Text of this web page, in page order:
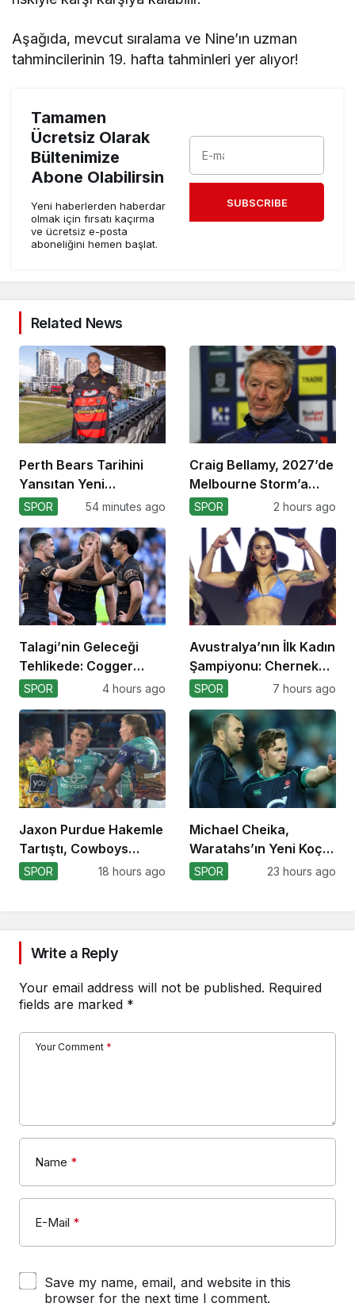
Aşağıda, mevcut sıralama ve Nine’ın uzman
tahmincilerinin 19. hafta tahminleri yer alıyor!
Tamamen
Ücretsiz Olarak
Bültenimize
Abone Olabilirsin
Yeni haberlerden haberdar
olmak için fırsatı kaçırma
ve ücretsiz e-posta
aboneliğini hemen başlat.
SUBSCRIBE
Related News
Perth Bears Tarihini
Yansıtan Yeni
Formasını Tanıttı
SPOR 54 minutes ago
Craig Bellamy, 2027’de
Melbourne Storm’a
Dönüyor!
SPOR 2 hours ago
Talagi’nin Geleceği
Tehlikede: Cogger
Tercihi!
SPOR 4 hours ago
Avustralya’nın İlk Kadın
Şampiyonu: Cherneka
Johnson
SPOR 7 hours ago
Jaxon Purdue Hakemle
Tartıştı, Cowboys
Kazandı!
SPOR 18 hours ago
Michael Cheika,
Waratahs’ın Yeni Koçu
Olabilir!
SPOR 23 hours ago
Write a Reply
Your email address will not be published. Required
fields are marked *
Your Comment *
Name *
E-Mail *
Save my name, email, and website in this
browser for the next time I comment.